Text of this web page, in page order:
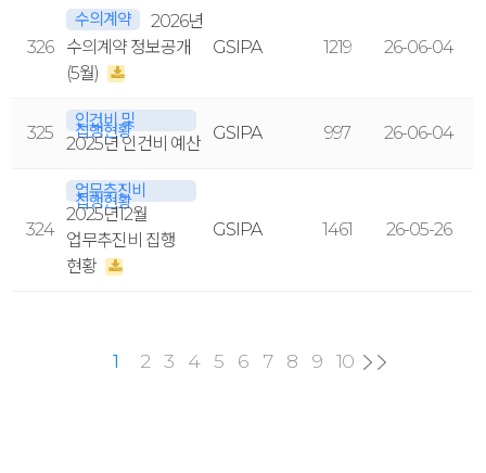
326
수의계약
2026년
수의계약 정보공개
(5월)
GSIPA 1219 26-06-04
325
인건비 및
집행현황
2025년 인건비 예산
GSIPA 997 26-06-04
324
업무추진비
집행현황
2025년12월
업무추진비 집행
현황
GSIPA 1461 26-05-26
1 2 3 4 5 6 7 8 9 10